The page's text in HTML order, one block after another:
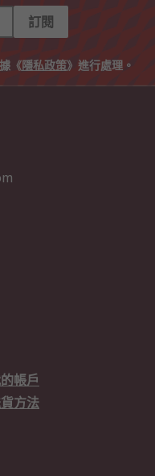
訂閱
《隱私政策》進行處理。
帳戶
方法